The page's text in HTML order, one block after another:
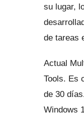
su lugar,
de tareas
Actual
Tools. Es
de 30
Windows